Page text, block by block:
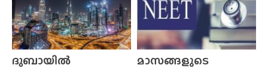
ദുബായിൽ
മാസങ്ങളുടെ